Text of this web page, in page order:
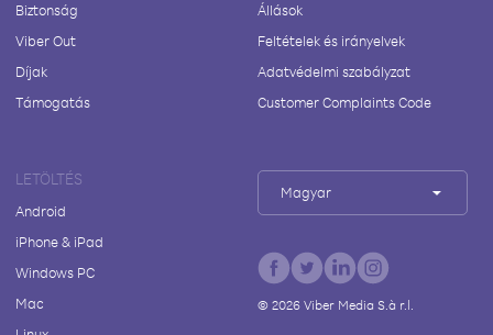
Biztonság
Viber Out
Díjak
Támogatás
Állások
Feltételek és irányelvek
Adatvédelmi szabályzat
Customer Complaints Code
LETÖLTÉS
Android
iPhone & iPad
Windows PC
Mac
Magyar
© 2026Viber Media S.à r.l.